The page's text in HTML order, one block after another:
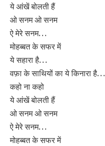
ये आंखें बोलती हैं
ओ सनम ओ सनम
ऐ मेरे सनम…
मोहब्बत के सफर में
ये सहारा है…
वफ़ा के साथियों का ये किनारा है…
कहो ना कहो
ये आंखें बोलती हैं
ओ सनम ओ सनम
ऐ मेरे सनम…
मोहब्बत के सफर में